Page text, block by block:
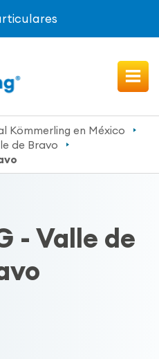
Kömmerling en México
de Bravo
- Valle de